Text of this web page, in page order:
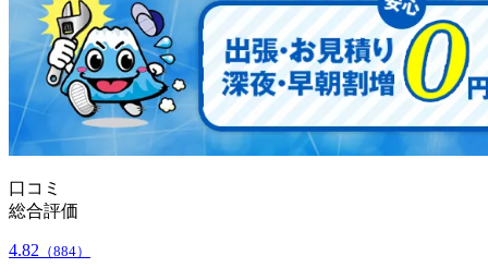
口コミ
総合評価
4.82 （884）